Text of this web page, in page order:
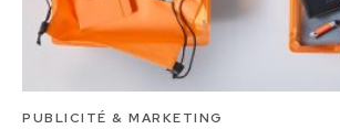
PUBLICITÉ & MARKETING